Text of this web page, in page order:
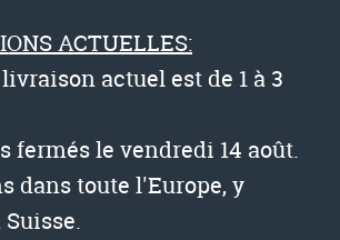
ACTUELLES:
actuel est de 1 à 3
fermés le vendredi 14 août.
dans toute l'Europe, y